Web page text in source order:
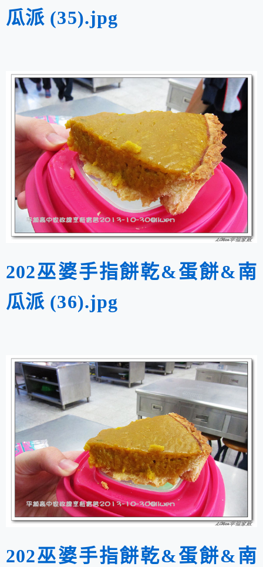
瓜派 (35).jpg
202巫婆手指餅乾&蛋餅&南
瓜派 (36).jpg
202巫婆手指餅乾&蛋餅&南